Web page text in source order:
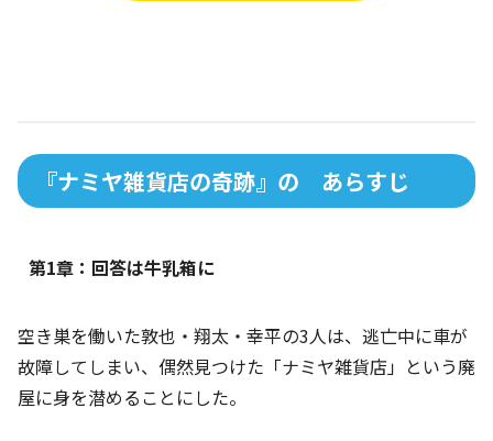
『ナミヤ雑貨店の奇跡』の あらすじ
第1章：回答は牛乳箱に
空き巣を働いた敦也・翔太・幸平の3人は、逃亡中に車が
故障してしまい、偶然見つけた「ナミヤ雑貨店」という廃
屋に身を潜めることにした。